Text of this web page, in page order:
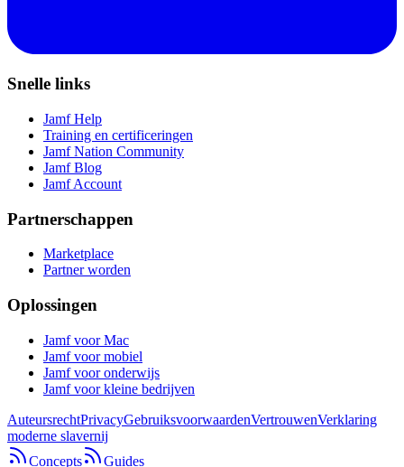
Snelle links
Jamf Help
Training en certificeringen
Jamf Nation Community
Jamf Blog
Jamf Account
Partnerschappen
Marketplace
Partner worden
Oplossingen
Jamf voor Mac
Jamf voor mobiel
Jamf voor onderwijs
Jamf voor kleine bedrijven
AuteursrechtPrivacyGebruiksvoorwaardenVertrouwenVerklaring
moderne slavernij
Concepts
Guides